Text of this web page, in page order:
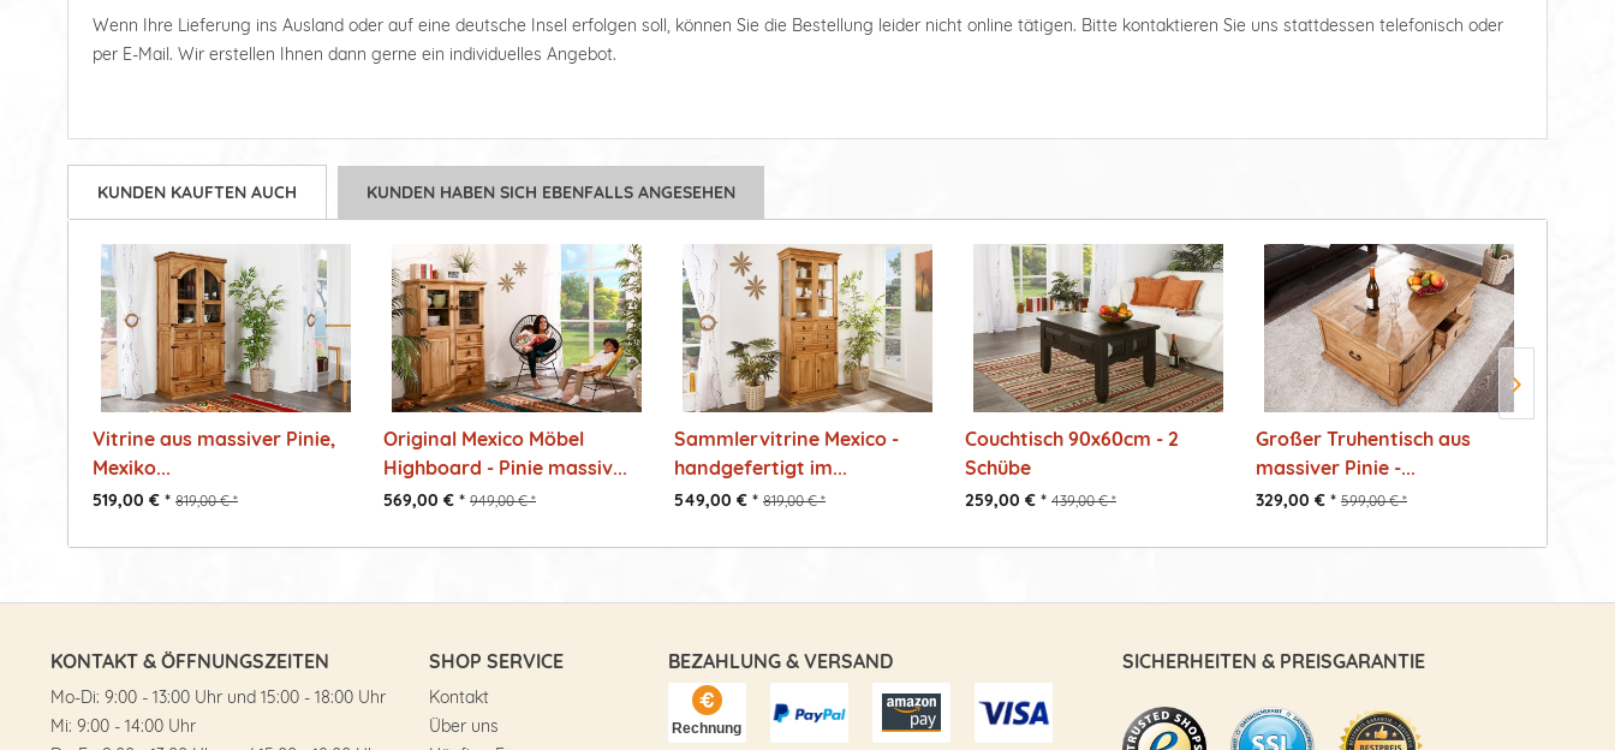
Wenn Ihre Lieferung ins Ausland oder auf eine deutsche Insel erfolgen soll, können Sie die Bestellung leider nicht online tätigen. Bitte kontaktieren Sie uns stattdessen telefonisch oder
per E-Mail. Wir erstellen Ihnen dann gerne ein individuelles Angebot.
KUNDEN KAUFTEN AUCH KUNDEN HABEN SICH EBENFALLS ANGESEHEN
Vitrine aus massiver Pinie,
Mexiko...
519,00 € * 819,00 € *
Original Mexico Möbel
Highboard - Pinie massiv...
569,00 € * 949,00 € *
Sammlervitrine Mexico -
handgefertigt im...
549,00 € * 819,00 € *
Couchtisch 90x60cm - 2
Schübe
259,00 € * 439,00 € *
Großer Truhentisch aus
massiver Pinie -...
329,00 € * 599,00 € *
KONTAKT & ÖFFNUNGSZEITEN
Mo-Di: 9:00 - 13:00 Uhr und 15:00 - 18:00 Uhr
Mi: 9:00 - 14:00 Uhr
SHOP SERVICE
Kontakt
Über uns
BEZAHLUNG & VERSAND SICHERHEITEN & PREISGARANTIE